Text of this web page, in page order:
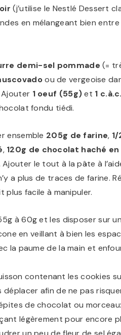
(j’utilise le Nestlé Dessert
en mélangeant bien
demi-sel pommade(=
ou de vergeoise
1 oeuf (55g)et 1
fondu tiédi.
ensemble 205g de farine,
, 120g de chocolat haché
Ajouter le tout à la pâte à
a plus de traces de farine.
plus facile à manipuler.
à 60g et les disposer sur
en veillant à bien les
la paume de la main et
contenant les cookies
afin de ne pas
de chocolat ou
légèrement pour encore